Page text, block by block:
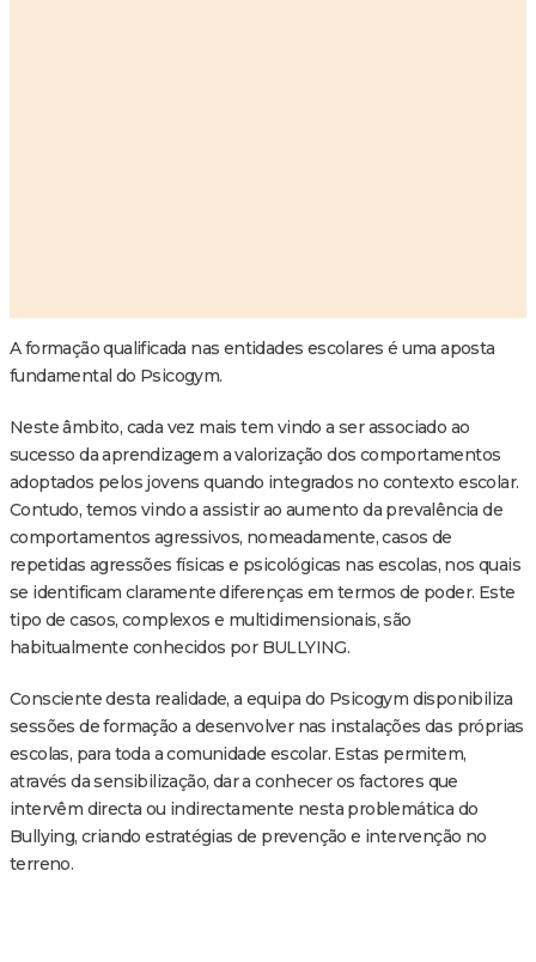
A formação qualificada nas entidades escolares é uma aposta
fundamental do Psicogym.
Neste âmbito, cada vez mais tem vindo a ser associado ao
sucesso da aprendizagem a valorização dos comportamentos
adoptados pelos jovens quando integrados no contexto escolar.
Contudo, temos vindo a assistir ao aumento da prevalência de
comportamentos agressivos, nomeadamente, casos de
repetidas agressões físicas e psicológicas nas escolas, nos quais
se identificam claramente diferenças em termos de poder. Este
tipo de casos, complexos e multidimensionais, são
habitualmente conhecidos por BULLYING.
Consciente desta realidade, a equipa do Psicogym disponibiliza
sessões de formação a desenvolver nas instalações das próprias
escolas, para toda a comunidade escolar. Estas permitem,
através da sensibilização, dar a conhecer os factores que
intervêm directa ou indirectamente nesta problemática do
Bullying, criando estratégias de prevenção e intervenção no
terreno.